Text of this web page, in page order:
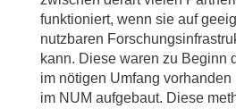
funktioniert, wenn sie auf
nutzbaren
kann. Diese waren zu Beginn
im nötigen Umfang
im NUM aufgebaut. Diese